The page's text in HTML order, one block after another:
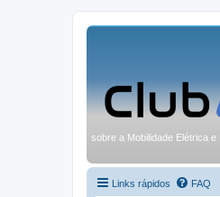
sobre a Mobilidade Elétrica
Links rápidos FAQ